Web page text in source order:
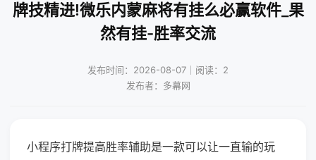
牌技精进!微乐内蒙麻将有挂么必赢软件_果
然有挂-胜率交流
发布时间：2026-08-07｜阅读：2
发布者：多幕网
小程序打牌提高胜率辅助是一款可以让一直输的玩